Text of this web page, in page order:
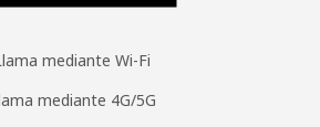
mediante Wi-Fi
mediante 4G/5G